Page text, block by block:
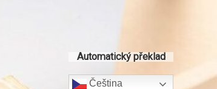
Automatický překlad
Čeština‎